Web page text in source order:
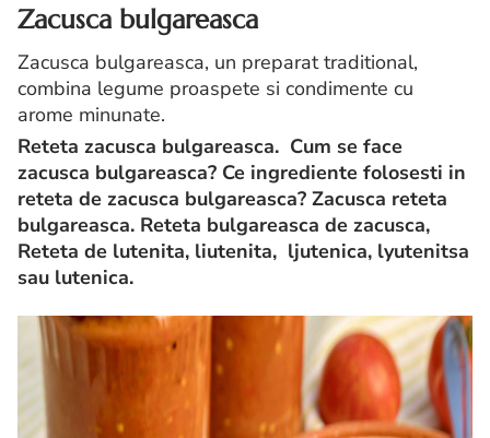
Zacusca bulgareasca
Zacusca bulgareasca, un preparat traditional,
combina legume proaspete si condimente cu
arome minunate.
Reteta zacusca bulgareasca. Cum se face
zacusca bulgareasca? Ce ingrediente folosesti in
reteta de zacusca bulgareasca? Zacusca reteta
bulgareasca. Reteta bulgareasca de zacusca,
Reteta de lutenita, liutenita, ljutenica, lyutenitsa
sau lutenica.